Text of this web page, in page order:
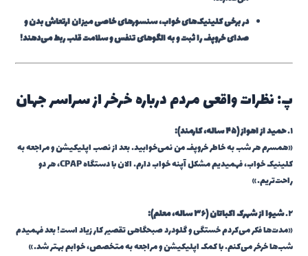
در برخی کلینیک‌های خواب، سنسورهای خاصی میزان ارتعاش بدن و
صدای خروپف را ثبت و به الگوهای تنفس و سلامت قلب ربط می‌دهند!
پ: نظرات واقعی مردم درباره خرخر از سراسر جهان
۱. حمید از اهواز (۴۵ ساله، کارمند):
«همسرم هر شب به خاطر خروپف من نمی‌خوابید. بعد از نصب اپلیکیشن و مراجعه به
کلینیک خواب، فهمیدیم مشکل آپنه خواب دارم. الان با دستگاه CPAP، هر دو
راحت‌تریم.»
۲. شیوا از شهرک اکباتان (۳۶ ساله، معلم):
«مدت‌ها فکر می‌کردم خستگی و گلودرد صبحگاهی تقصیر کار زیاد است! بعد فهمیدم
شب‌ها خرخر می‌کنم. با کمک اپلیکیشن و مراجعه به متخصص، خوابم بهتر شد.»